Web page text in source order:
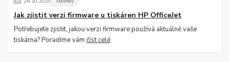
Jak zjistit verzi firmware u tiskáren HP OfficeJet
Potřebujete zjistit, jakou verzi firmware používá aktuálně vaše
tiskárna? Poradíme vámčíst celé